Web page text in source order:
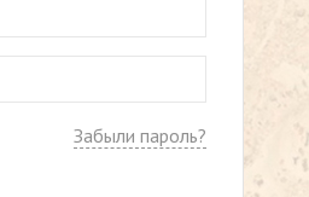
Забыли пароль?